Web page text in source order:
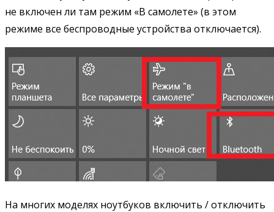
не включен ли там режим «В самолете» (в этом
режиме все беспроводные устройства отключается).
На многих моделях ноутбуков включить / отключить